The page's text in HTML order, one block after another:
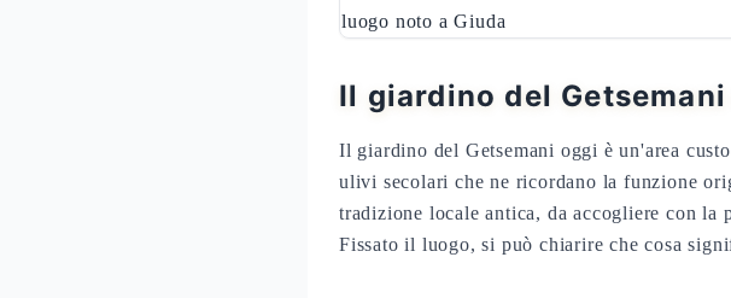
luogo noto a Giuda
Il giardino del
Il giardino del Getsemani oggi è un'area
ulivi secolari che ne ricordano la funzione
tradizione locale antica, da accogliere con la
Fissato il luogo, si può chiarire che cosa